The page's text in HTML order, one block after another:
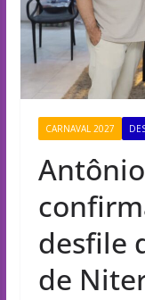
CARNAVAL 2027
desfile
de